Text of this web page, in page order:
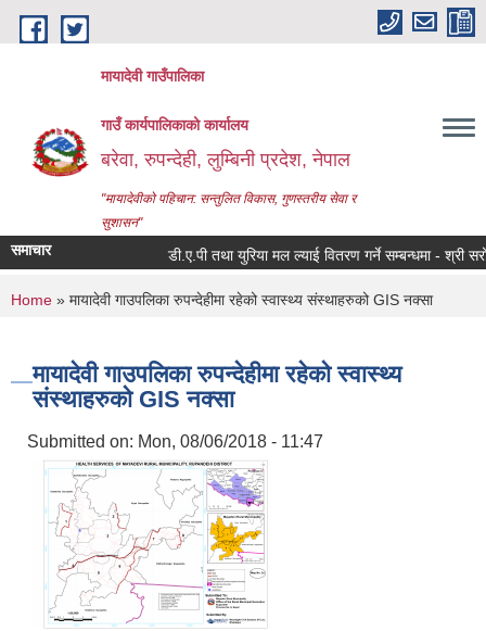
Skip to main content
मायादेवी गाउँपालिका
गाउँ कार्यपालिकाको कार्यालय
बरेवा, रुपन्देही, लुम्बिनी प्रदेश, नेपाल
"मायादेवीको पहिचान: सन्तुलित विकास, गुणस्तरीय सेवा र
सुशासन"
समाचार डी.ए.पी तथा युरिया मल ल्याई वितरण गर्ने सम्बन्धमा - श्री
You are here
Home » मायादेवी गाउपलिका रुपन्देहीमा रहेको स्वास्थ्य संस्थाहरुको GIS नक्सा
मायादेवी गाउपलिका रुपन्देहीमा रहेको स्वास्थ्य
संस्थाहरुको GIS नक्सा
Submitted on: Mon, 08/06/2018 - 11:47